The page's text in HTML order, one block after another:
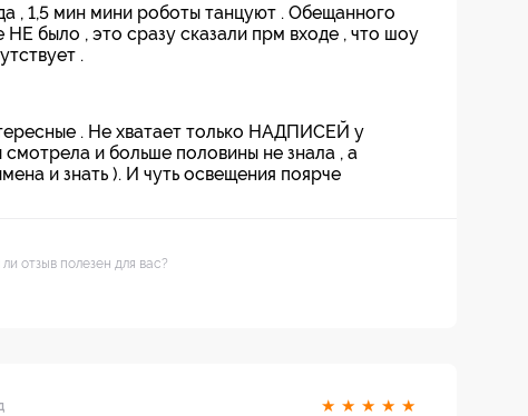
, 1,5 мин мини роботы танцуют . Обещанного
было , это сразу сказали прм входе , что шоу
.
. Не хватает только НАДПИСЕЙ у
и больше половины не знала , а
и знать ). И чуть освещения поярче
отзыв полезен для вас?
★ ★ ★ ★ ★